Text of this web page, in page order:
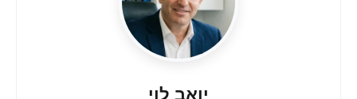
יואב לוי